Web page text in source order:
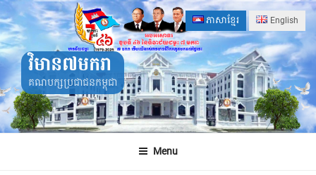
Skip
to
content
ភាសាខ្មែរ English
វិមាន៧មករា
គណបក្សប្រជាជនកម្ពុជា
Menu